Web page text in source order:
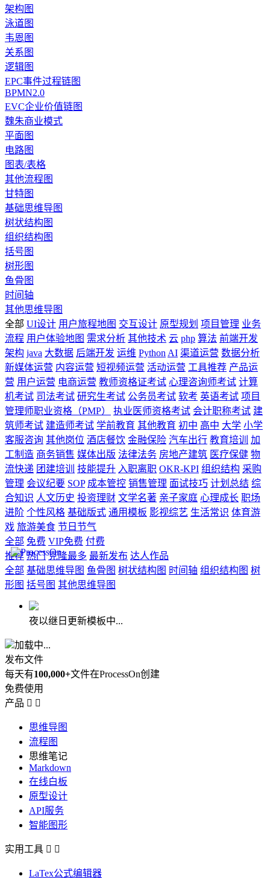
架构图
泳道图
韦恩图
关系图
逻辑图
EPC事件过程链图
BPMN2.0
EVC企业价值链图
魏朱商业模式
平面图
电路图
图表/表格
其他流程图
甘特图
基础思维导图
树状结构图
组织结构图
括号图
树形图
鱼骨图
时间轴
其他思维导图
全部 UI设计 用户旅程地图 交互设计 原型规划 项目管理 业务
流程 用户体验地图 需求分析 其他技术 云 php 算法 前端开发
架构 java 大数据 后端开发 运维 Python AI 渠道运营 数据分析
新媒体运营 内容运营 短视频运营 活动运营 工具推荐 产品运
营 用户运营 电商运营 教师资格证考试 心理咨询师考试 计算
机考试 司法考试 研究生考试 公务员考试 软考 英语考试 项目
管理师职业资格（PMP）
执业医师资格考试 会计职称考试 建
筑师考试 建造师考试 学前教育 其他教育 初中 高中 大学 小学
客服咨询 其他岗位 酒店餐饮 金融保险 汽车出行 教育培训
加
工制造 商务销售 媒体出版 法律法务 房地产建筑 医疗保健 物
流快递 团建培训 技能提升 入职离职 OKR-KPI 组织结构 采购
管理 会议纪要 SOP 成本管控 销售管理 面试技巧 计划总结 综
合知识 人文历史 投资理财 文学名著 亲子家庭 心理成长 职场
进阶 个性风格 基础版式 通用模板 影视综艺 生活常识 体育游
戏 旅游美食 节日节气
全部 免费 VIP免费 付费
推荐 热门 克隆最多 最新发布 达人作品
全部 基础思维导图 鱼骨图 树状结构图 时间轴 组织结构图 树
形图 括号图 其他思维导图
夜以继日更新模板中...
加载中...
发布文件
每天有100,000+文件在ProcessOn创建
免费使用
产品  
思维导图
流程图
思维笔记
Markdown
在线白板
原型设计
API服务
智能图形
实用工具  
LaTex公式编辑器